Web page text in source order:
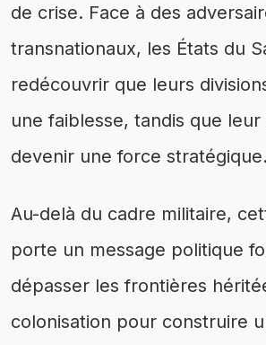
de crise. Face à des
transnationaux, les États du
redécouvrir que leurs
une faiblesse, tandis que
devenir une force stratégique.
Au-delà du cadre militaire,
porte un message politique
dépasser les frontières
colonisation pour construire